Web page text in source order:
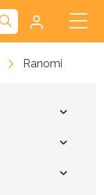
Ranomi